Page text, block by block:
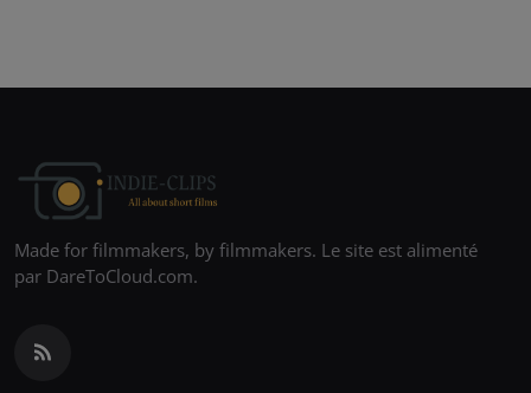
Made for filmmakers, by filmmakers. Le site est alimenté
par DareToCloud.com.